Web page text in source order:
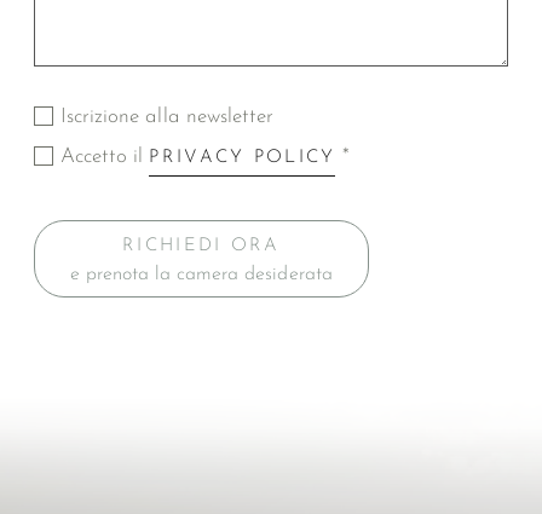
Iscrizione alla newsletter
Accetto il
PRIVACY POLICY *
RICHIEDI ORA
e prenota la camera desiderata